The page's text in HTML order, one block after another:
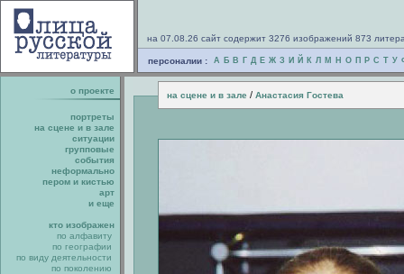
на 07.08.26 сайт содержит 3276 изображений 873
персоналии : А Б В Г Д Е Ж З И Й К Л М Н О П Р С Т У
о проекте на сцене и в зале / Анастасия Гостева
портреты
на сцене и в зале
ситуации
групповые
события
неформально
пером и кистью
арт
и еще
кто изображен
по алфавиту
по географии
по виду деятельности
по поколению